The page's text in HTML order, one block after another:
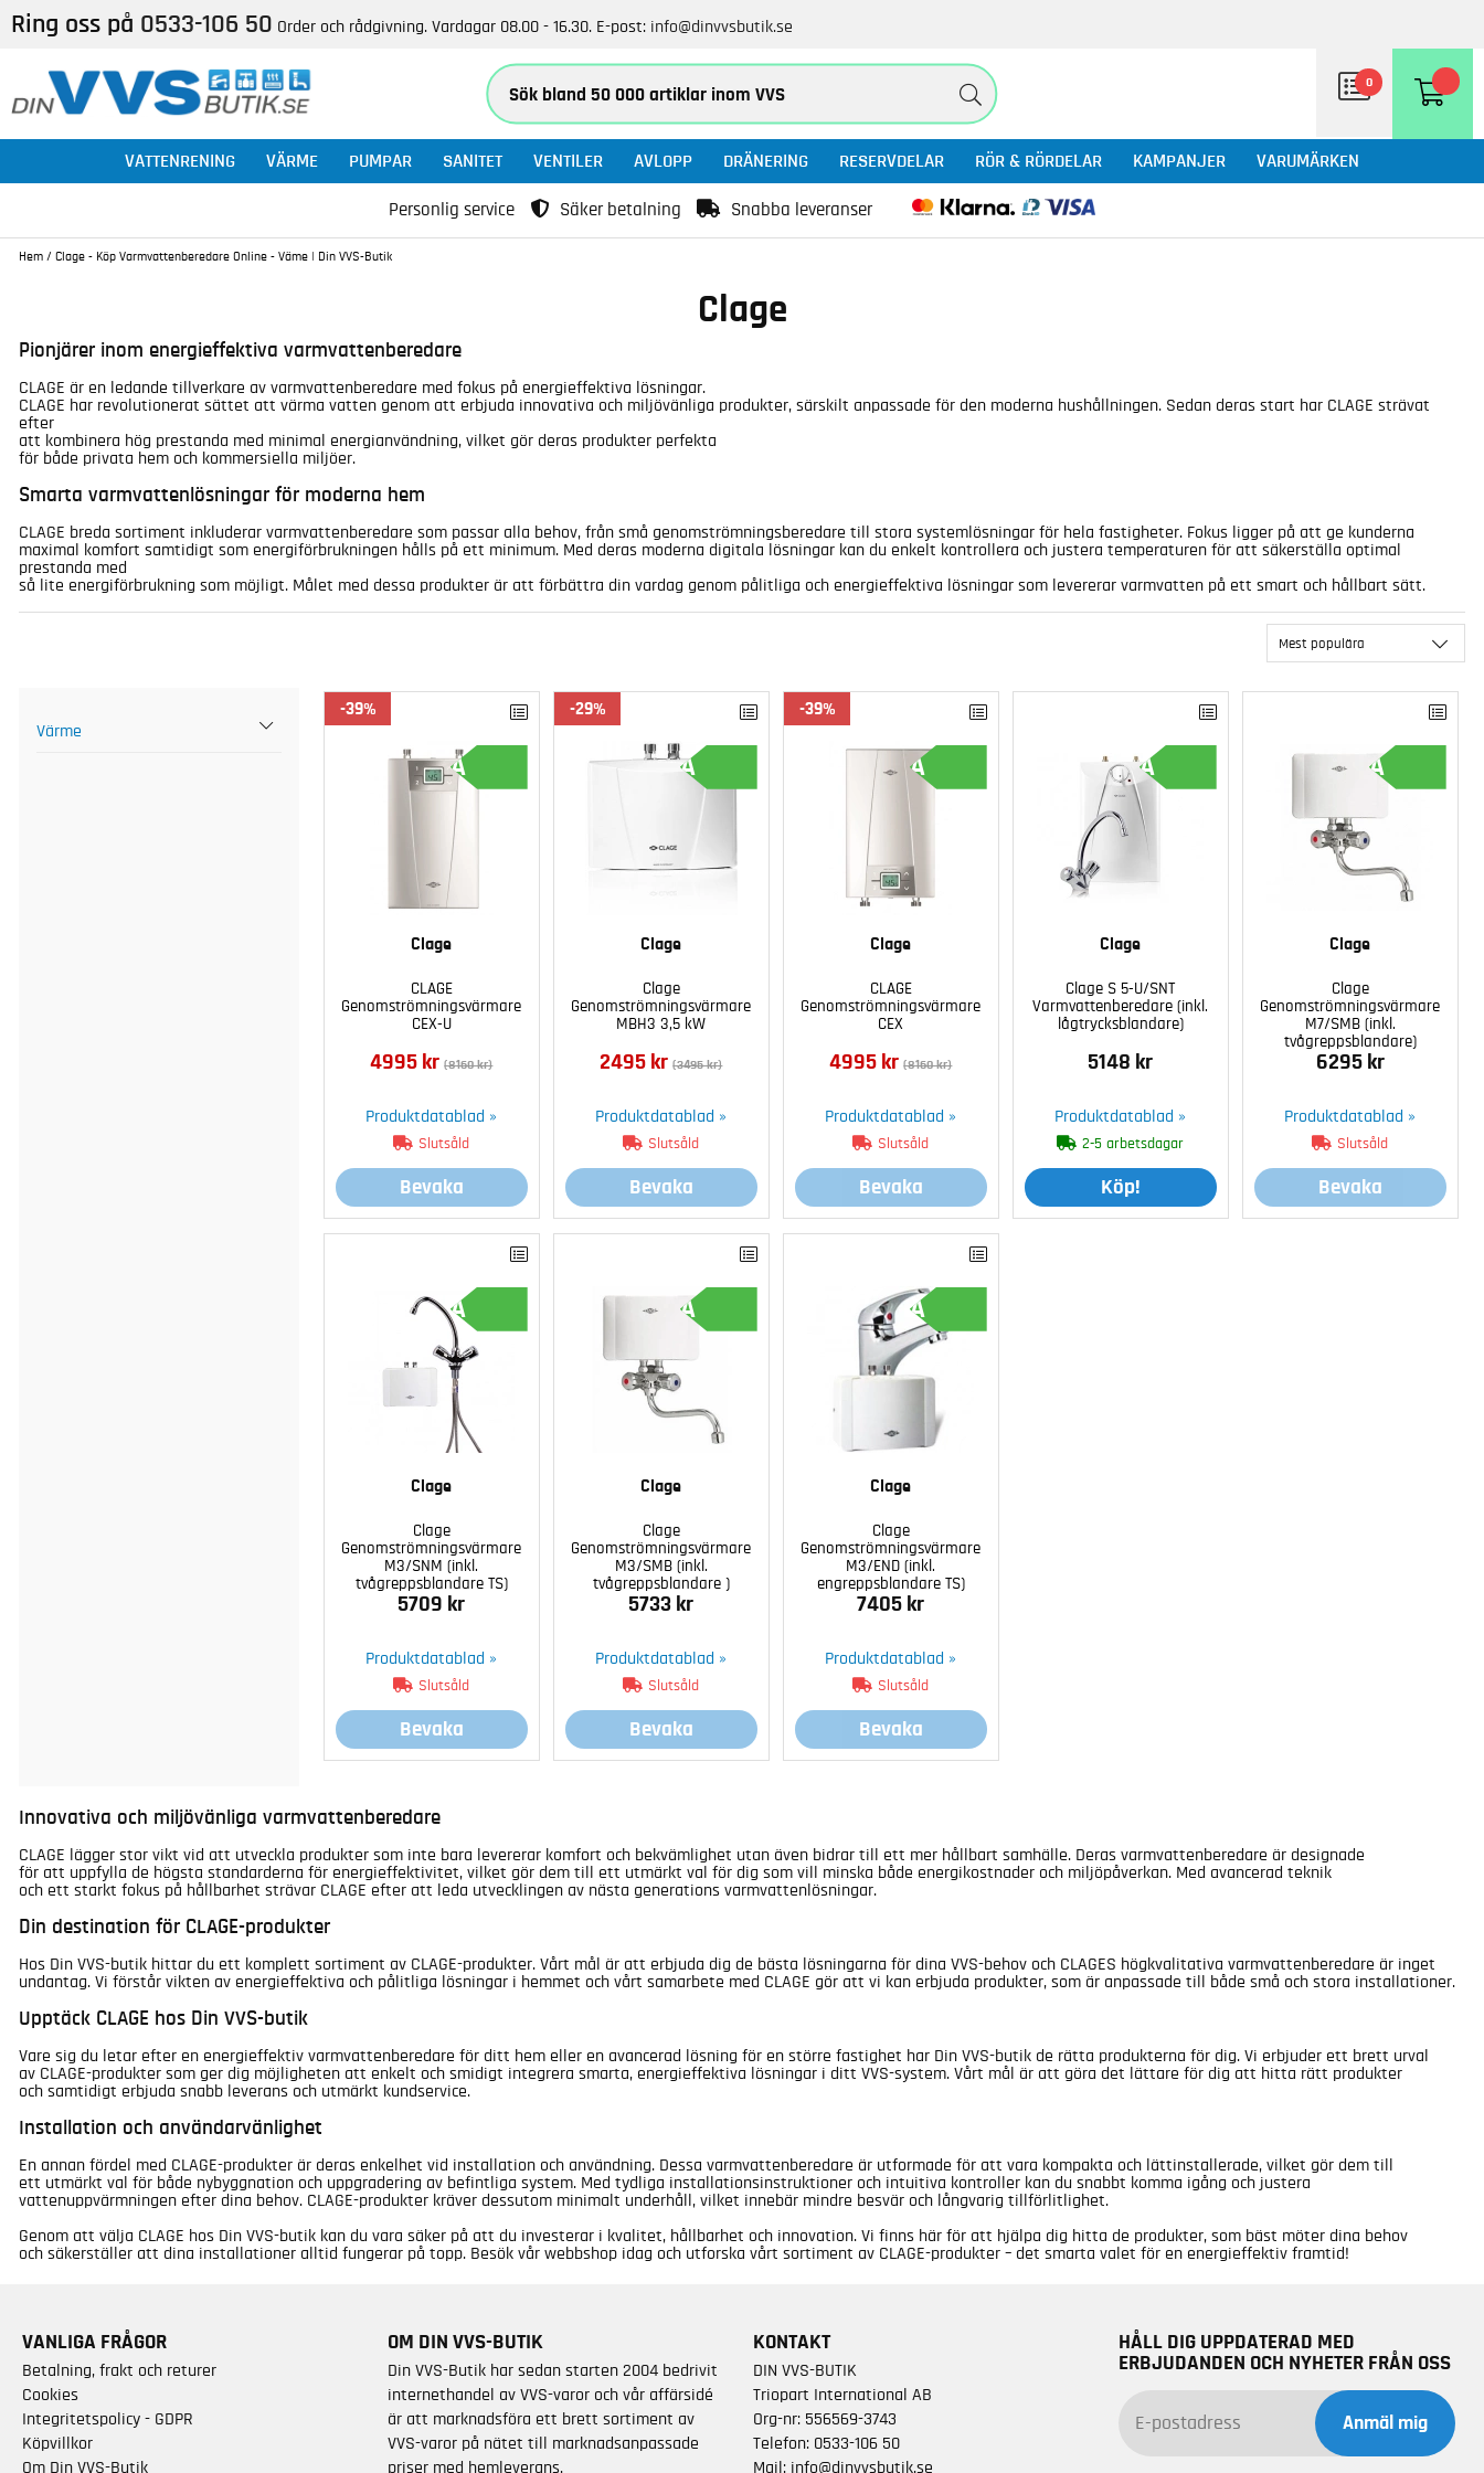
Ring oss på 0533-106 50 Order och rådgivning. Vardagar 08.00 - 16.30. E-post: info@dinvvsbutik.se
0
VATTENRENING VÄRME PUMPAR SANITET VENTILER AVLOPP DRÄNERING RESERVDELAR RÖR & RÖRDELAR KAMPANJER VARUMÄRKEN
Personlig service Säker betalning Snabba leveranser
Hem / Clage - Köp Varmvattenberedare Online - Väme | Din VVS-Butik
Clage
Pionjärer inom energieffektiva varmvattenberedare
CLAGE är en ledande tillverkare av varmvattenberedare med fokus på energieffektiva lösningar.
CLAGE har revolutionerat sättet att värma vatten genom att erbjuda innovativa och miljövänliga produkter, särskilt anpassade för den moderna hushållningen. Sedan deras start har CLAGE strävat
efter
att kombinera hög prestanda med minimal energianvändning, vilket gör deras produkter perfekta
för både privata hem och kommersiella miljöer.
Smarta varmvattenlösningar för moderna hem
CLAGE breda sortiment inkluderar varmvattenberedare som passar alla behov, från små genomströmningsberedare till stora systemlösningar för hela fastigheter. Fokus ligger på att ge kunderna
maximal komfort samtidigt som energiförbrukningen hålls på ett minimum. Med deras moderna digitala lösningar kan du enkelt kontrollera och justera temperaturen för att säkerställa optimal
prestanda med
så lite energiförbrukning som möjligt. Målet med dessa produkter är att förbättra din vardag genom pålitliga och energieffektiva lösningar som levererar varmvatten på ett smart och hållbart sätt.
Mest populära
Värme
A
39
Clage
CLAGE
Genomströmningsvärmare
CEX-U
4995 kr (8160 kr)
Produktdatablad »
Slutsåld
Bevaka
A
29
Clage
Clage
Genomströmningsvärmare
MBH3 3,5 kW
2495 kr (3495 kr)
Produktdatablad »
Slutsåld
Bevaka
A
39
Clage
CLAGE
Genomströmningsvärmare
CEX
4995 kr (8160 kr)
Produktdatablad »
Slutsåld
Bevaka
A
Clage
Clage S 5-U/SNT
Varmvattenberedare (inkl.
lågtrycksblandare)
5148 kr
Produktdatablad »
2-5 arbetsdagar
Köp!
A
Clage
Clage
Genomströmningsvärmare
M7/SMB (inkl.
tvågreppsblandare)
6295 kr
Produktdatablad »
Slutsåld
Bevaka
A
Clage
Clage
Genomströmningsvärmare
M3/SNM (inkl.
tvågreppsblandare TS)
5709 kr
Produktdatablad »
Slutsåld
Bevaka
A
Clage
Clage
Genomströmningsvärmare
M3/SMB (inkl.
tvågreppsblandare )
5733 kr
Produktdatablad »
Slutsåld
Bevaka
A
Clage
Clage
Genomströmningsvärmare
M3/END (inkl.
engreppsblandare TS)
7405 kr
Produktdatablad »
Slutsåld
Bevaka
Innovativa och miljövänliga varmvattenberedare
CLAGE lägger stor vikt vid att utveckla produkter som inte bara levererar komfort och bekvämlighet utan även bidrar till ett mer hållbart samhälle. Deras varmvattenberedare är designade
för att uppfylla de högsta standarderna för energieffektivitet, vilket gör dem till ett utmärkt val för dig som vill minska både energikostnader och miljöpåverkan. Med avancerad teknik
och ett starkt fokus på hållbarhet strävar CLAGE efter att leda utvecklingen av nästa generations varmvattenlösningar.
Din destination för CLAGE-produkter
Hos Din VVS-butik hittar du ett komplett sortiment av CLAGE-produkter. Vårt mål är att erbjuda dig de bästa lösningarna för dina VVS-behov och CLAGES högkvalitativa varmvattenberedare är inget
undantag. Vi förstår vikten av energieffektiva och pålitliga lösningar i hemmet och vårt samarbete med CLAGE gör att vi kan erbjuda produkter, som är anpassade till både små och stora installationer.
Upptäck CLAGE hos Din VVS-butik
Vare sig du letar efter en energieffektiv varmvattenberedare för ditt hem eller en avancerad lösning för en större fastighet har Din VVS-butik de rätta produkterna för dig. Vi erbjuder ett brett urval
av CLAGE-produkter som ger dig möjligheten att enkelt och smidigt integrera smarta, energieffektiva lösningar i ditt VVS-system. Vårt mål är att göra det lättare för dig att hitta rätt produkter
och samtidigt erbjuda snabb leverans och utmärkt kundservice.
Installation och användarvänlighet
En annan fördel med CLAGE-produkter är deras enkelhet vid installation och användning. Dessa varmvattenberedare är utformade för att vara kompakta och lättinstallerade, vilket gör dem till
ett utmärkt val för både nybyggnation och uppgradering av befintliga system. Med tydliga installationsinstruktioner och intuitiva kontroller kan du snabbt komma igång och justera
vattenuppvärmningen efter dina behov. CLAGE-produkter kräver dessutom minimalt underhåll, vilket innebär mindre besvär och långvarig tillförlitlighet.
Genom att välja CLAGE hos Din VVS-butik kan du vara säker på att du investerar i kvalitet, hållbarhet och innovation. Vi finns här för att hjälpa dig hitta de produkter, som bäst möter dina behov
och säkerställer att dina installationer alltid fungerar på topp. Besök vår webbshop idag och utforska vårt sortiment av CLAGE-produkter – det smarta valet för en energieffektiv framtid!
VANLIGA FRÅGOR
Betalning, frakt och returer
Cookies
Integritetspolicy - GDPR
Köpvillkor
Om Din VVS-Butik
OM DIN VVS-BUTIK
Din VVS-Butik har sedan starten 2004 bedrivit
internethandel av VVS-varor och vår affärsidé
är att marknadsföra ett brett sortiment av
VVS-varor på nätet till marknadsanpassade
priser med hemleverans.
KONTAKT
DIN VVS-BUTIK
Triopart International AB
Org-nr: 556569-3743
Telefon: 0533-106 50
Mail: info@dinvvsbutik.se
HÅLL DIG UPPDATERAD MED
ERBJUDANDEN OCH NYHETER FRÅN OSS
Anmäl mig